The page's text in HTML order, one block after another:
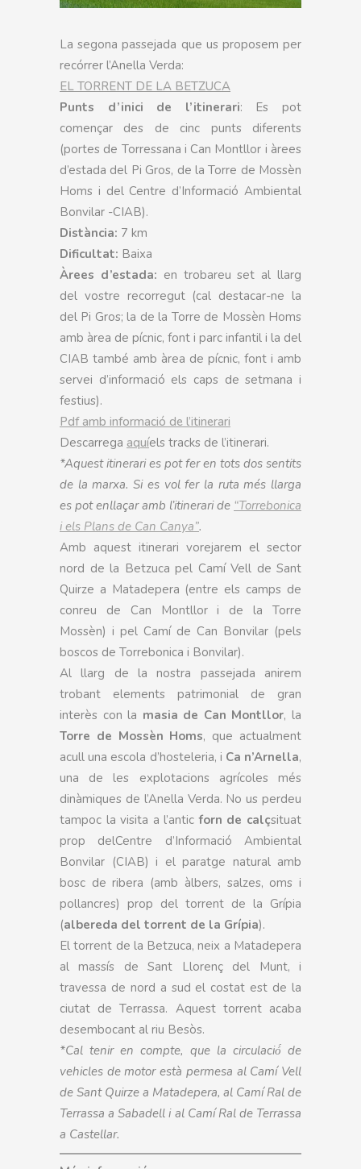
La segona passejada que us proposem per
recórrer l’Anella Verda:
EL TORRENT DE LA BETZUCA
Punts d’inici de l’itinerari: Es pot
començar des de cinc punts diferents
(portes de Torressana i Can Montllor i àrees
d’estada del Pi Gros, de la Torre de Mossèn
Homs i del Centre d’Informació Ambiental
Bonvilar -CIAB).
Distància: 7 km
Dificultat: Baixa
Àrees d’estada: en trobareu set al llarg
del vostre recorregut (cal destacar-ne la
del Pi Gros; la de la Torre de Mossèn Homs
amb àrea de pícnic, font i parc infantil i la del
CIAB també amb àrea de pícnic, font i amb
servei d’informació els caps de setmana i
festius).
Pdf amb informació de l’itinerari
Descarrega aquíels tracks de l’itinerari.
*Aquest itinerari es pot fer en tots dos sentits
de la marxa. Si es vol fer la ruta més llarga
es pot enllaçar amb l’itinerari de “Torrebonica
i els Plans de Can Canya”.
Amb aquest itinerari vorejarem el sector
nord de la Betzuca pel Camí Vell de Sant
Quirze a Matadepera (entre els camps de
conreu de Can Montllor i de la Torre
Mossèn) i pel Camí de Can Bonvilar (pels
boscos de Torrebonica i Bonvilar).
Al llarg de la nostra passejada anirem
trobant elements patrimonial de gran
interès con la masia de Can Montllor, la
Torre de Mossèn Homs, que actualment
acull una escola d’hosteleria, i Ca n’Arnella,
una de les explotacions agrícoles més
dinàmiques de l’Anella Verda. No us perdeu
tampoc la visita a l’anticforn de calçsituat
prop delCentre d’Informació Ambiental
Bonvilar (CIAB) i el paratge natural amb
bosc de ribera (amb àlbers, salzes, oms i
pollancres) prop del torrent de la Grípia
(albereda del torrent de la Grípia).
El torrent de la Betzuca, neix a Matadepera
al massís de Sant Llorenç del Munt, i
travessa de nord a sud el costat est de la
ciutat de Terrassa. Aquest torrent acaba
desembocant al riu Besòs.
*Calteniren compte, que la circulació́ de
vehicles de motor està permesa al Camí Vell
de Sant Quirze a Matadepera, al Camí Ral de
Terrassa a Sabadell i al Camí Ral de Terrassa
a Castellar.